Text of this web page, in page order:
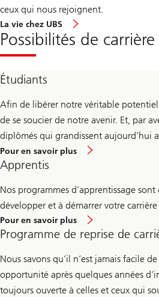
ceux qui nous rejoignent.
La vie chez UBS
Possibilités de
Étudiants
Afin de libérer notre véritable
de se soucier de notre avenir. Et, par
diplômés qui grandissent aujourd’hui
Pour en savoir plus
la
carrière
des
Apprentis
Nos programmes d’apprentissage
développer et à démarrer votre carrière
Pour en savoir plus
savoir
plus
la
carrière
des
Programme de reprise de
Nous savons qu’il n’est jamais facile
opportunité après quelques années
toujours ouverte à celles et ceux qui